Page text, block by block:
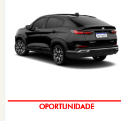
PREÇOS REDUZIDOS